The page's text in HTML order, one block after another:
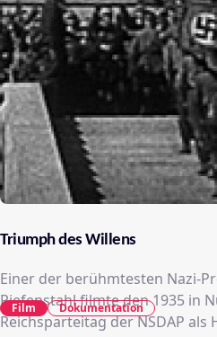
Triumph des Willens
Einer der berühmtesten Nazi-
Riefenstahl filmte den 1935 in
Reichsparteitag der NSDAP als
Film Dokumentation